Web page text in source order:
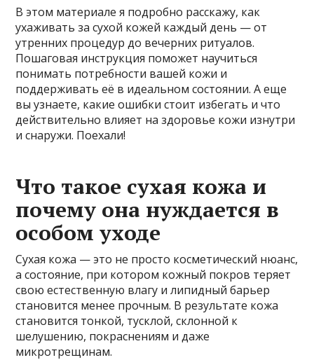
В этом материале я подробно расскажу, как
ухаживать за сухой кожей каждый день — от
утренних процедур до вечерних ритуалов.
Пошаговая инструкция поможет научиться
понимать потребности вашей кожи и
поддерживать её в идеальном состоянии. А еще
вы узнаете, какие ошибки стоит избегать и что
действительно влияет на здоровье кожи изнутри
и снаружи. Поехали!
Что такое сухая кожа и
почему она нуждается в
особом уходе
Сухая кожа — это не просто косметический нюанс,
а состояние, при котором кожный покров теряет
свою естественную влагу и липидный барьер
становится менее прочным. В результате кожа
становится тонкой, тусклой, склонной к
шелушению, покраснениям и даже
микротрещинам.